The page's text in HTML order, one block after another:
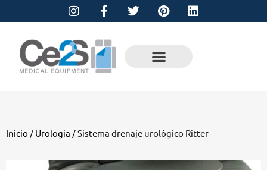
Inicio / Urologia / Sistema drenaje urológico Ritter